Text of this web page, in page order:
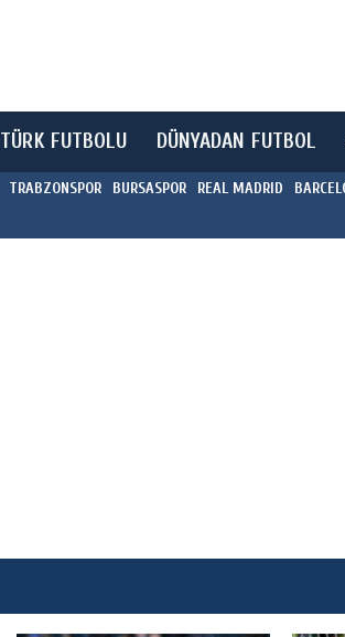
TÜRK FUTBOLU DÜNYADAN FUTBOL
TRABZONSPOR BURSASPOR REAL MADRID